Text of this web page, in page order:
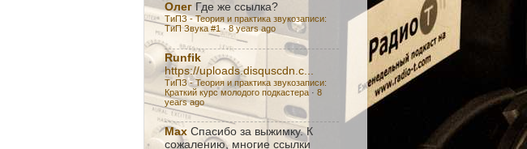
Олег Где же ссылка?
ТиПЗ - Теория и практика звукозаписи:
TиП Звука #1 · 8 years ago
Runfik
https://uploads.disquscdn.c...
ТиПЗ - Теория и практика звукозаписи:
Краткий курс молодого подкастера · 8
years ago
Max Спасибо за выжимку. К
сожалению, многие ссылки